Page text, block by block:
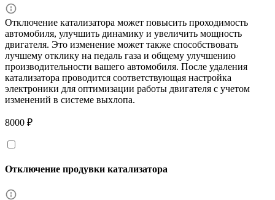
Отключение катализатора может повысить проходимость
автомобиля, улучшить динамику и увеличить мощность
двигателя. Это изменение может также способствовать
лучшему отклику на педаль газа и общему улучшению
производительности вашего автомобиля. После удаления
катализатора проводится соответствующая настройка
электроники для оптимизации работы двигателя с учетом
изменений в системе выхлопа.
8000 ₽
Отключение продувки катализатора